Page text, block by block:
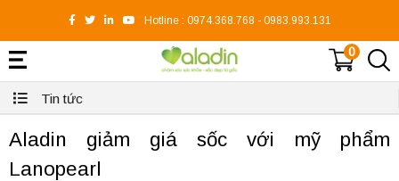
Hotline : 0974.368.768 - 0983.993.131
0
Tin tức
Aladin giảm giá sốc với mỹ phẩm
Lanopearl